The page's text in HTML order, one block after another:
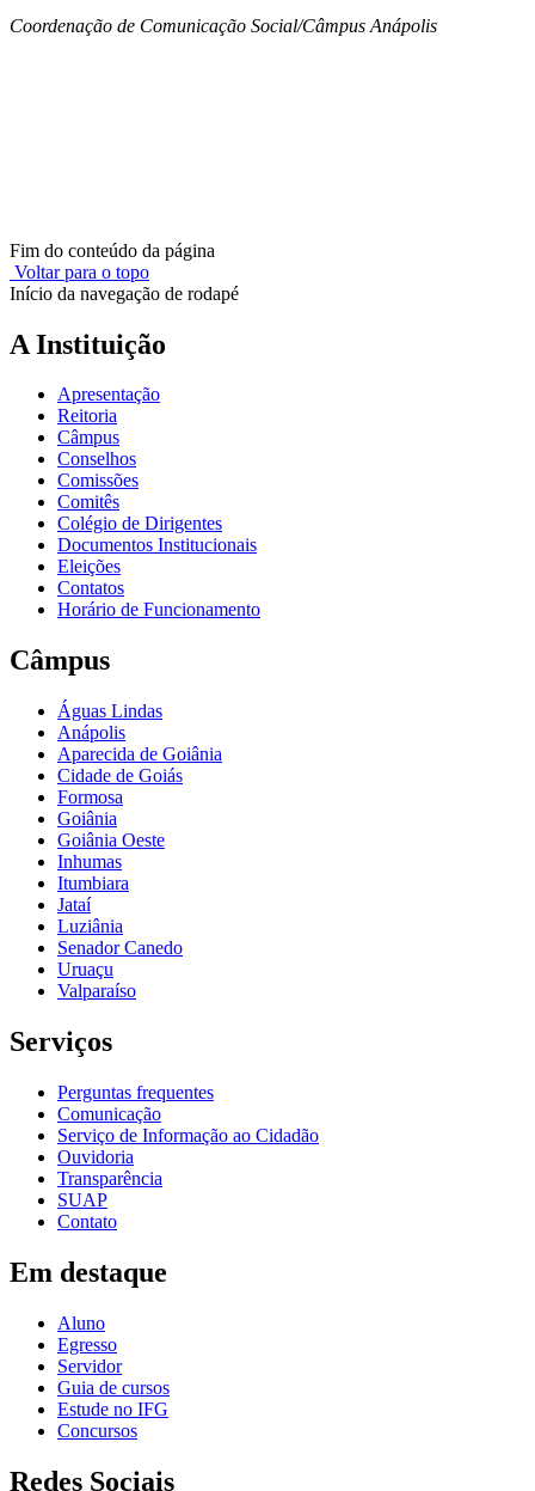
Coordenação de Comunicação Social/Câmpus Anápolis
Fim do conteúdo da página
Voltar para o topo
Início da navegação de rodapé
A Instituição
Apresentação
Reitoria
Câmpus
Conselhos
Comissões
Comitês
Colégio de Dirigentes
Documentos Institucionais
Eleições
Contatos
Horário de Funcionamento
Câmpus
Águas Lindas
Anápolis
Aparecida de Goiânia
Cidade de Goiás
Formosa
Goiânia
Goiânia Oeste
Inhumas
Itumbiara
Jataí
Luziânia
Senador Canedo
Uruaçu
Valparaíso
Serviços
Perguntas frequentes
Comunicação
Serviço de Informação ao Cidadão
Ouvidoria
Transparência
SUAP
Contato
Em destaque
Aluno
Egresso
Servidor
Guia de cursos
Estude no IFG
Concursos
Redes Sociais